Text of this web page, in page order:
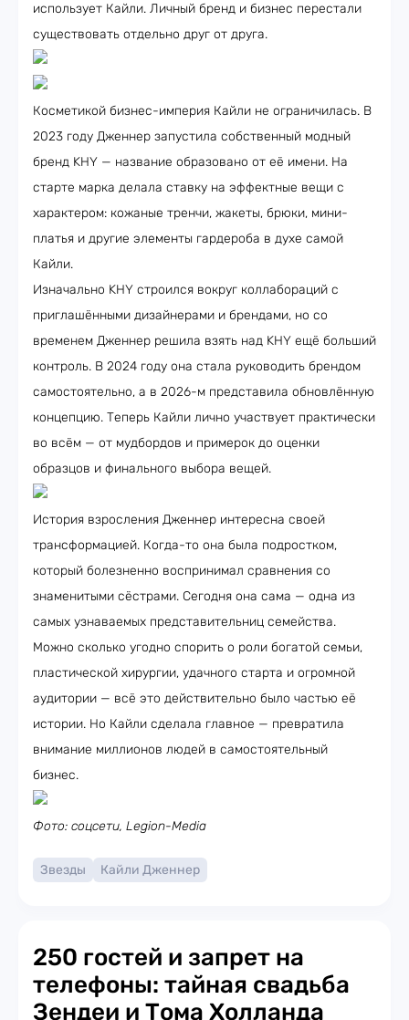
использует Кайли. Личный бренд и бизнес перестали
существовать отдельно друг от друга.
Косметикой бизнес-империя Кайли не ограничилась. В
2023 году Дженнер запустила собственный модный
бренд KHY — название образовано от её имени. На
старте марка делала ставку на эффектные вещи с
характером: кожаные тренчи, жакеты, брюки, мини-
платья и другие элементы гардероба в духе самой
Кайли.
Изначально KHY строился вокруг коллабораций с
приглашёнными дизайнерами и брендами, но со
временем Дженнер решила взять над KHY ещё больший
контроль. В 2024 году она стала руководить брендом
самостоятельно, а в 2026-м представила обновлённую
концепцию. Теперь Кайли лично участвует практически
во всём — от мудбордов и примерок до оценки
образцов и финального выбора вещей.
История взросления Дженнер интересна своей
трансформацией. Когда-то она была подростком,
который болезненно воспринимал сравнения со
знаменитыми сёстрами. Сегодня она сама — одна из
самых узнаваемых представительниц семейства.
Можно сколько угодно спорить о роли богатой семьи,
пластической хирургии, удачного старта и огромной
аудитории — всё это действительно было частью её
истории. Но Кайли сделала главное — превратила
внимание миллионов людей в самостоятельный
бизнес.
Фото: соцсети, Legion-Media
Звезды Кайли Дженнер
250 гостей и запрет на
телефоны: тайная свадьба
Зендеи и Тома Холланда